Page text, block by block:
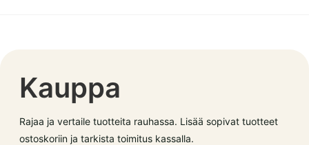
Kauppa
Rajaa ja vertaile tuotteita rauhassa. Lisää sopivat tuotteet
ostoskoriin ja tarkista toimitus kassalla.